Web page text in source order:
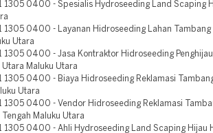
1305 0400 - Spesialis Hydroseeding Land Scaping
1305 0400 - Layanan Hidroseeding Lahan
Utara
1305 0400 - Jasa Kontraktor Hidroseeding
Utara Maluku Utara
1305 0400 - Biaya Hidroseeding Reklamasi
Utara
1305 0400 - Vendor Hidroseeding Reklamasi
Tengah Maluku Utara
1305 0400 - Ahli Hydroseeding Land Scaping Hijau